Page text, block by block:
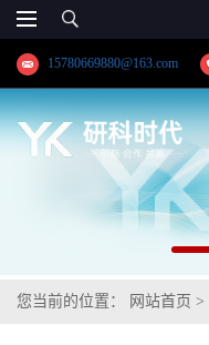
15780669880@163.com
您当前的位置： 网站首页 >